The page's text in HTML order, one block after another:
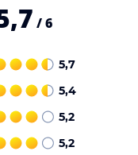
/ 6
5,7
5,4
5,2
5,2